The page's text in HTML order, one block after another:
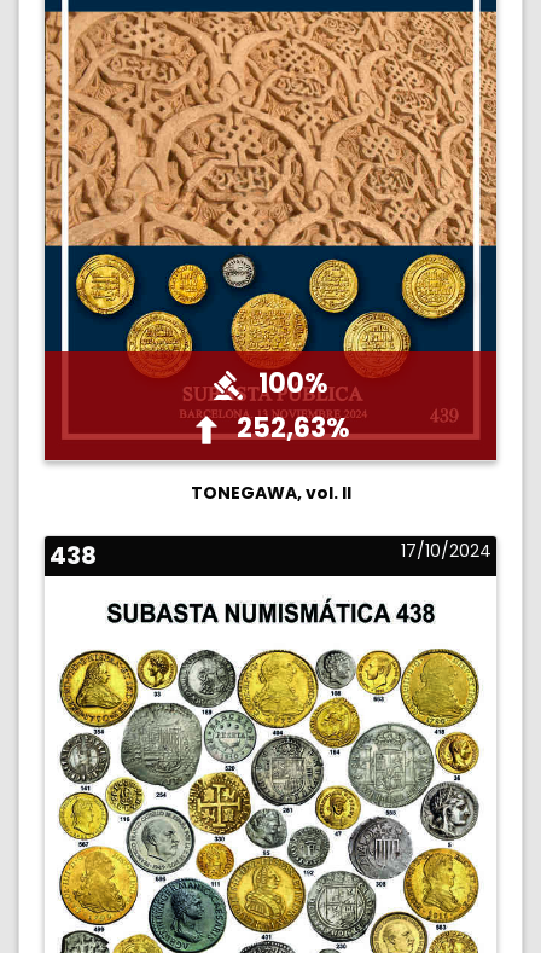
100%
252,63%
TONEGAWA, vol. II
438 17/10/2024